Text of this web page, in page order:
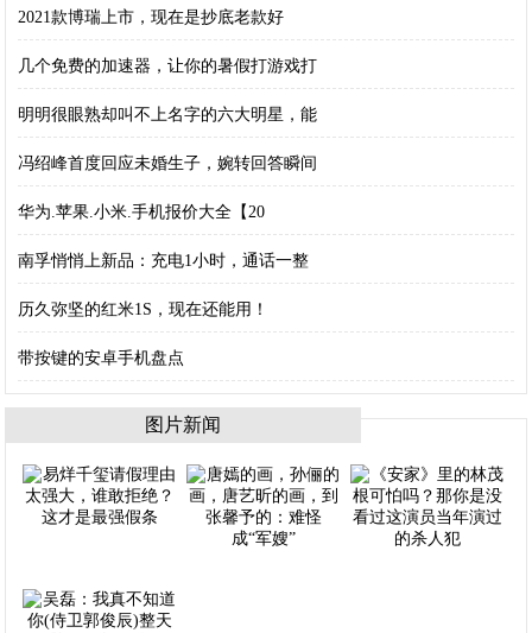
2021款博瑞上市，现在是抄底老款好
几个免费的加速器，让你的暑假打游戏打
明明很眼熟却叫不上名字的六大明星，能
冯绍峰首度回应未婚生子，婉转回答瞬间
华为.苹果.小米.手机报价大全【20
南孚悄悄上新品：充电1小时，通话一整
历久弥坚的红米1S，现在还能用！
带按键的安卓手机盘点
图片新闻